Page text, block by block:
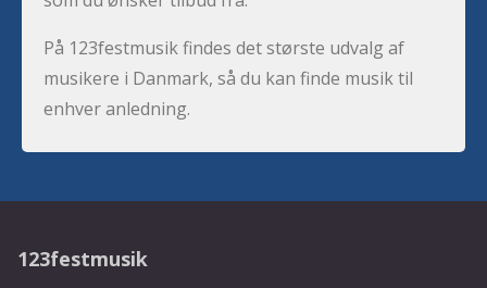
På 123festmusik findes det største udvalg af
musikere i Danmark, så du kan finde musik til
enhver anledning.
123festmusik